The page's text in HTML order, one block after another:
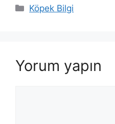
Kategoriler
Köpek Bilgi
Yorum yapın